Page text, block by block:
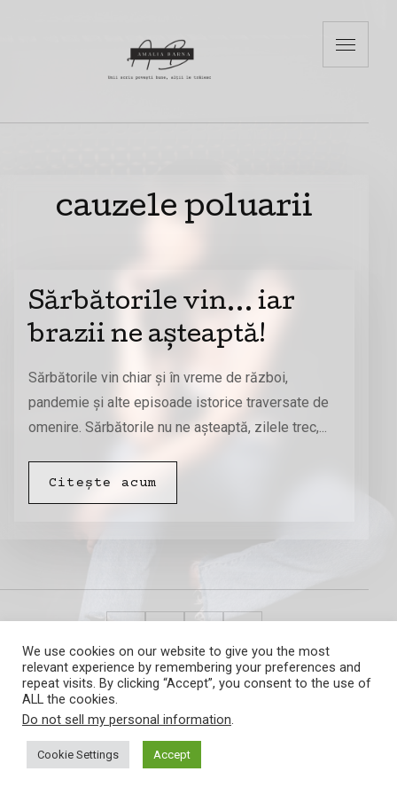
cauzele poluarii
Sărbătorile vin… iar
brazii ne așteaptă!
Sărbătorile vin chiar și în vreme de război,
pandemie și alte episoade istorice traversate de
omenire. Sărbătorile nu ne așteaptă, zilele trec,...
Citește acum
Amalia Barna
We use cookies on our website to give you the most
relevant experience by remembering your preferences and
repeat visits. By clicking “Accept”, you consent to the use of
ALL the cookies.
Do not sell my personal information.
Cookie Settings Accept